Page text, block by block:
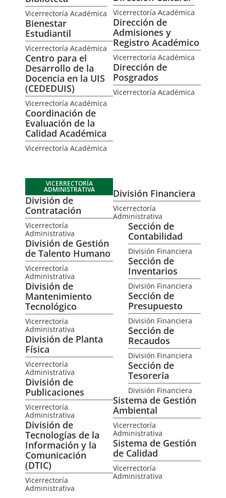
Vicerrectoría Académica
Bienestar
Estudiantil
Vicerrectoría Académica
Centro para el
Desarrollo de la
Docencia en la UIS
(CEDEDUIS)
Vicerrectoría Académica
Coordinación de
Evaluación de la
Calidad Académica
Vicerrectoría Académica
Vicerrectoría Académica
Dirección de
Admisiones y
Registro Académico
Vicerrectoría Académica
Dirección de
Posgrados
Vicerrectoría Académica
VICERRECTORÍA
ADMINISTRATIVA
División de
Contratación
Vicerrectoría
Administrativa
División de Gestión
de Talento Humano
Vicerrectoría
Administrativa
División de
Mantenimiento
Tecnológico
Vicerrectoría
Administrativa
División de Planta
Física
Vicerrectoría
Administrativa
División de
Publicaciones
Vicerrectoría
Administrativa
División de
Tecnologías de la
Información y la
Comunicación
(DTIC)
Vicerrectoría
Administrativa
División Financiera
Vicerrectoría
Administrativa
Sección de
Contabilidad
División Financiera
Sección de
Inventarios
División Financiera
Sección de
Presupuesto
División Financiera
Sección de
Recaudos
División Financiera
Sección de
Tesorería
División Financiera
Sistema de Gestión
Ambiental
Vicerrectoría
Administrativa
Sistema de Gestión
de Calidad
Vicerrectoría
Administrativa